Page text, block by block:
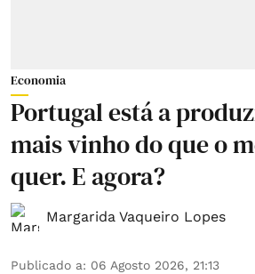
Economia
Portugal está a
mais vinho do que o
quer. E agora?
Margarida Vaqueiro Lopes
Publicado a: 06 Agosto 2026, 21:13